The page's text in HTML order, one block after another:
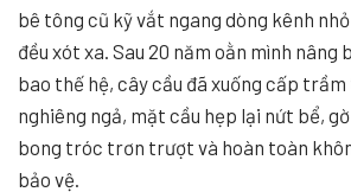
bê tông cũ kỹ vắt ngang dòng kênh
đều xót xa. Sau 20 năm oằn mình nâng
bao thế hệ, cây cầu đã xuống cấp
nghiêng ngả, mặt cầu hẹp lại nứt bể,
bong tróc trơn trượt và hoàn toàn
bảo vệ.